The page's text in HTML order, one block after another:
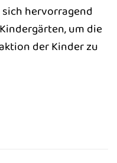
hervorragend
um die
der Kinder zu